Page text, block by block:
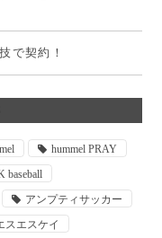
で契約！
hummel PRAY
baseball
アンプティサッカー
スエスケイ